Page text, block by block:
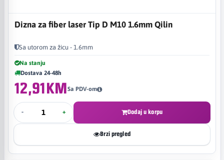
Dizna za fiber laser Tip D M10 1.6mm Qilin
Sa utorom za žicu - 1.6mm
Na stanju
Dostava 24-48h
12,91KMSa PDV-om
- + Dodaj u korpu
Brzi pregled